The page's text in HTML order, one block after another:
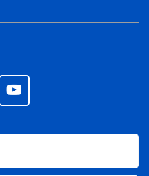
nhiều công nghệ âm thanh
ưu hóa âm thanh, giúp âm